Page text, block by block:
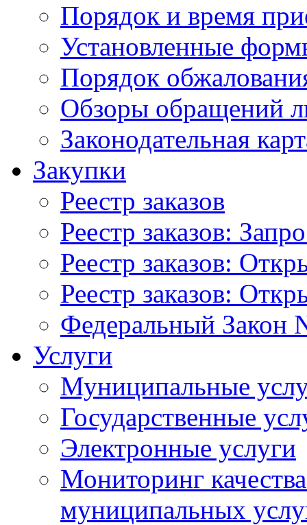
Порядок и время
Установленные
Порядок
Обзоры обращений
Законодательная
Закупки
Реестр заказов
Реестр заказов:
Реестр заказов:
Реестр заказов:
Федеральный Закон
Услуги
Муниципальные
Государственные
Электронные услуги
Мониторинг
муниципальных